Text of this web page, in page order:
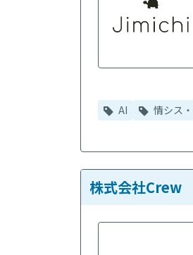
AI 情シス
株式会社Crew